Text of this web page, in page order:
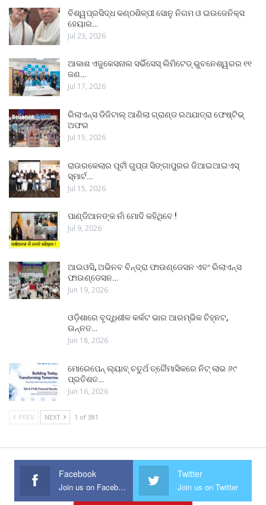
ବିଶ୍ୱପ୍ରସିଦ୍ଧ କଣ୍ଠଶିଳ୍ପୀ ସୋନୁ ନିଗମ ଓ ଇଉଜେନିକ୍ସ
ହେୟାର…
Jul 23, 2026
ଆକାଶ ଏଜୁକେସନାଲ ସର୍ଭିସେସ୍ ଲିମିଟେଡ୍ ଭୁବନେଶ୍ୱରର ୧୧
ଜଣ…
Jul 17, 2026
ରିଲାଏନ୍ସ ଡିଜିଟାଲ୍ ଆଣିଲା ଗ୍ରାଣ୍ଡ ରଥଯାତ୍ରା ଫେଷ୍ଟିଭ୍
ଅଫର
Jul 15, 2026
ରାଉରକେଲାର ପୂର୍ବୀ ଗୁପ୍ତା ସିଙ୍ଗାପୁରର ଜିଆଇଆଇଏସ୍
ସ୍ମାର୍ଟ…
Jul 15, 2026
ପାଣ୍ଡିଆନଙ୍କ ନାଁ ମୋଦି କହିଥିବେ !
Jul 9, 2026
ଆଇଓସି, ଅଭିନବ ବିନ୍ଦ୍ରା ଫାଉଣ୍ଡେସନ ଏବଂ ରିଲାଏନ୍ସ
ଫାଉଣ୍ଡେସନ…
Jun 19, 2026
ଓଡ଼ିଶାରେ ବୃଦ୍ଧିଶୀଳ କର୍କଟ ଭାର ଆରମ୍ଭିକ ଚିହ୍ନଟ,
ଉନ୍ନତ…
Jun 18, 2026
ମୋରେପେନ୍ ଲ୍ୟାବ୍ ଚତୁର୍ଥ ତ୍ରୈମାସିକରେ ନିଟ୍ ଲାଭ ୬୯
ପ୍ରତିଶତ…
Jun 16, 2026
PREV NEXT 1 of 381
Facebook
Join us on Facebook
Twitter
Join us on Twitter